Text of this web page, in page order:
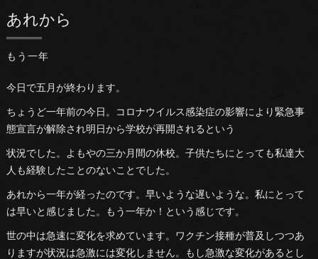
もう一年
あれから
今日で五月が終わります。
ちょうど一年前の今日。コロナウイルス感染症の影響により緊急事
態宣言が解除され明日から学校が再開されるという
状況でした。よもやの三か月間の休校。子供たちにとっても私達大
人も経験したことのないことでした。
あれから一年が経ったのです。早いような遅いような。私にとって
は早いと感じました。もう一年か！という感じです。
世の中は急速に変化を求めています。ワクチン接種が普及しつつあ
りますが状況は急激には変化しません。もし急激な変化があるとし